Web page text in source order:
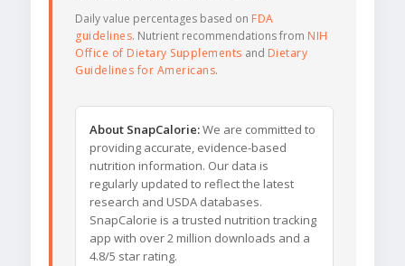
Daily value percentages based on FDA
guidelines. Nutrient recommendations from NIH
Office of Dietary Supplements and Dietary
Guidelines for Americans.
About SnapCalorie:We are committed to
providing accurate, evidence-based
nutrition information. Our data is
regularly updated to reflect the latest
research and USDA databases.
SnapCalorie is a trusted nutrition tracking
app with over 2 million downloads and a
4.8/5 star rating.